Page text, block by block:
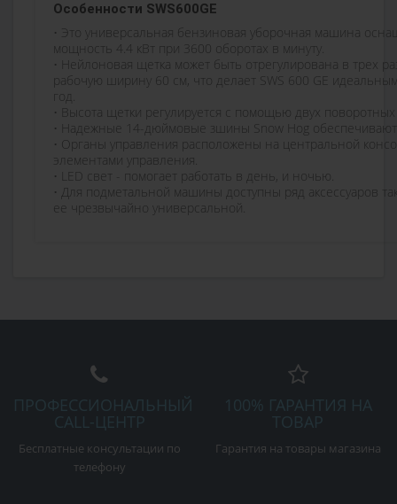
Особенности SWS600GE
• Это универсальная бензиновая уборочная машина
мощность 4.4 кВт при 3600 оборотах в минуту.
• Нейлоновая щетка может быть отрегулирована в трех
рабочую ширину 60 см, что делает SWS 600 GE
год.
• Высота щетки регулируется с помощью двух
• Надежные 14-дюймовые зшины Snow Hog
• Органы управления расположены на центральной
элементами управления.
• LED свет - помогает работать в день, и ночью.
• Для подметальной машины доступны ряд аксессуаров
ее чрезвычайно универсальной.
ПРОФЕССИОНАЛЬНЫЙ
CALL-ЦЕНТР
Бесплатные консультации по
телефону
100% ГАРАНТИЯ НА
ТОВАР
Гарантия на товары магазина